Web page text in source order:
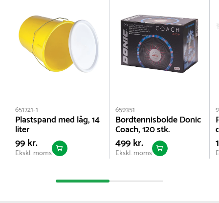
651721-1
Plastspand med låg, 14
liter
99 kr.
Ekskl. moms
659351
Bordtennisbolde Donic
Coach, 120 stk.
499 kr.
Ekskl. moms